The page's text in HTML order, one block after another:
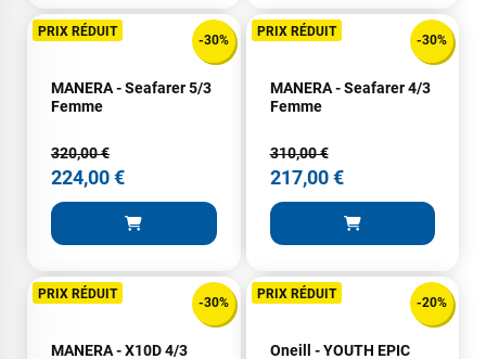
PRIX RÉDUIT
-30%
MANERA - Seafarer 5/3
Femme
320,00 €
224,00 €
PRIX RÉDUIT
-30%
MANERA - Seafarer 4/3
Femme
310,00 €
217,00 €
PRIX RÉDUIT
-30%
MANERA - X10D 4/3
PRIX RÉDUIT
-20%
Oneill - YOUTH EPIC